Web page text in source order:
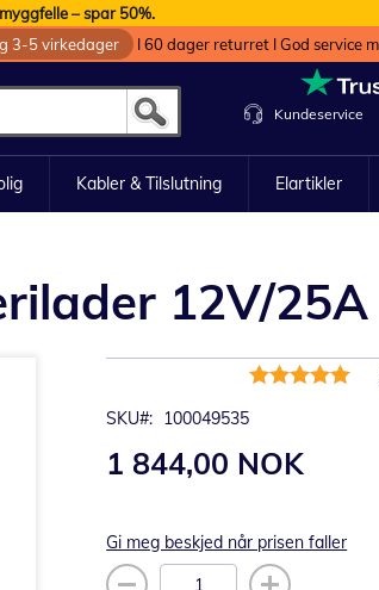
– spar 50%.
3-5 virkedager I 60 dager returret I God service
Kundeservice
Kabler & Tilslutning Elartikler
12V/25A
SKU 100049535
Rating:
1 844,00 NOK
Gi meg beskjed når prisen faller